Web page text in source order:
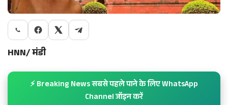
HNN/ मंडी
⚡ Breaking News सबसे पहले पाने के लिए WhatsApp
Channel जॉइन करें